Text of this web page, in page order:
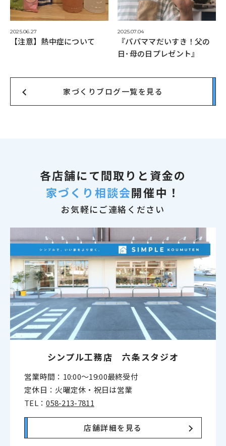
2025.06.27
【注意】熱中症について
2025.07.04
『パパママだいすき！父の
日･母の日プレゼント』
家づくりブログ一覧を見る
各店舗にて間取りと資金の
家づくり相談会開催中！
お気軽にご連絡ください
シンプル工務店 六条スタジオ
営業時間：10:00〜19:00最終受付
定休日：火曜定休・祝日は営業
TEL：058-213-7811
店舗詳細を見る